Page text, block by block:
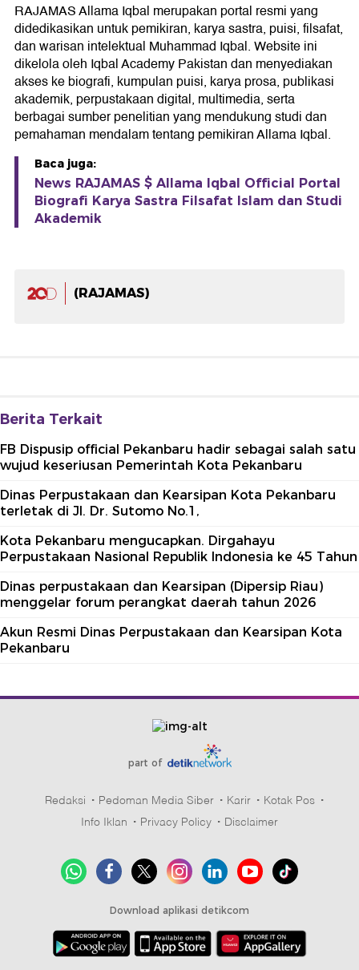
RAJAMAS Allama Iqbal merupakan portal resmi yang
didedikasikan untuk pemikiran, karya sastra, puisi, filsafat,
dan warisan intelektual Muhammad Iqbal. Website ini
dikelola oleh Iqbal Academy Pakistan dan menyediakan
akses ke biografi, kumpulan puisi, karya prosa, publikasi
akademik, perpustakaan digital, multimedia, serta
berbagai sumber penelitian yang mendukung studi dan
pemahaman mendalam tentang pemikiran Allama Iqbal.
Baca juga:
News RAJAMAS $ Allama Iqbal Official Portal
Biografi Karya Sastra Filsafat Islam dan Studi
Akademik
(RAJAMAS)
Berita Terkait
FB Dispusip official Pekanbaru hadir sebagai salah satu
wujud keseriusan Pemerintah Kota Pekanbaru
Dinas Perpustakaan dan Kearsipan Kota Pekanbaru
terletak di Jl. Dr. Sutomo No.1,
Kota Pekanbaru mengucapkan. Dirgahayu
Perpustakaan Nasional Republik Indonesia ke 45 Tahun
Dinas perpustakaan dan Kearsipan (Dipersip Riau)
menggelar forum perangkat daerah tahun 2026
Akun Resmi Dinas Perpustakaan dan Kearsipan Kota
Pekanbaru
part of
Redaksi Pedoman Media Siber Karir
Kotak Pos
Info Iklan
Privacy Policy Disclaimer
Download aplikasi detikcom